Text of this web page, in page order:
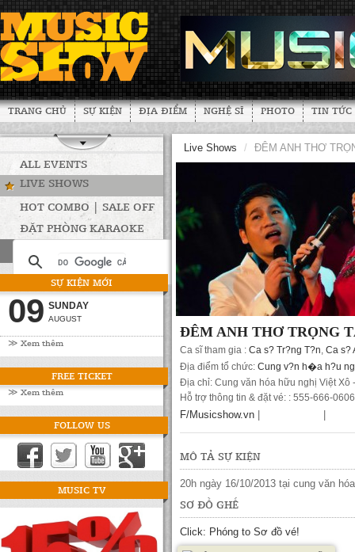
TRANG CHỦ SỰ KIỆN ĐỊA ĐIỂM NGHỆ SĨ PHOTO TIN TỨC
ALL EVENTS
LIVE SHOWS
HOT COMBO | SALE OFF
ĐẶT PHÒNG KARAOKE
SỰ KIỆN MỚI
09 SUNDAY
AUGUST
≫ Xem thêm
FREE TICKET
≫ Xem thêm
FOLLOW US
MUSIC TV
Live Shows / ĐÊM ANH THƠ
ĐÊM ANH THƠ TRỌNG
Ca sĩ tham gia : Ca s? Tr?ng T?n, Ca s?
Địa điểm tổ chức: Cung v?n h�a h?u
Địa chỉ: Cung văn hóa hữu nghị Việt
Hỗ trợ thông tin & đặt vé: : 555-666-0606
F/Musicshow.vn
MÔ TẢ SỰ KIỆN
20h ngày 16/10/2013 tại cung văn
SƠ ĐỒ GHẾ
Click: Phóng to Sơ đồ vé!